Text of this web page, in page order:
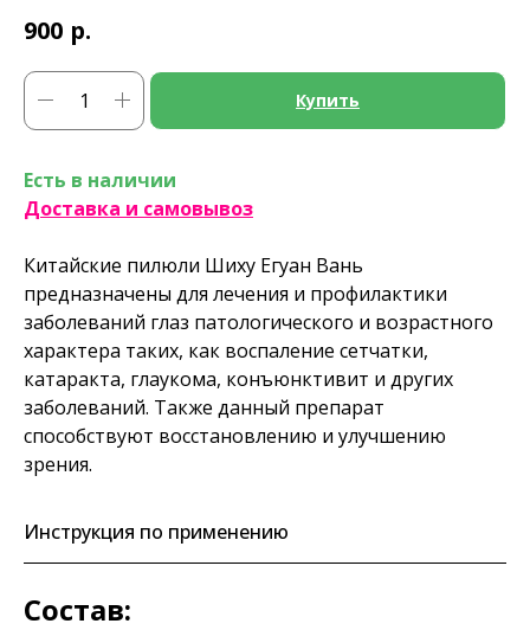
900 р.
Купить
Есть в наличии
Доставка и самовывоз
Китайские пилюли Шиху Егуан Вань
предназначены для лечения и профилактики
заболеваний глаз патологического и возрастного
характера таких, как воспаление сетчатки,
катаракта, глаукома, конъюнктивит и других
заболеваний. Также данный препарат
способствуют восстановлению и улучшению
зрения.
Инструкция по применению
Состав: